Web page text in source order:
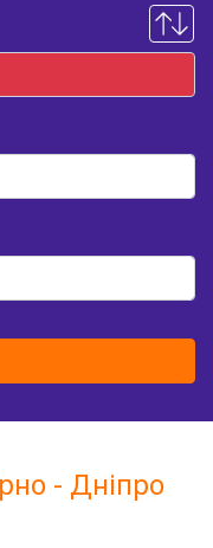
- Дніпро